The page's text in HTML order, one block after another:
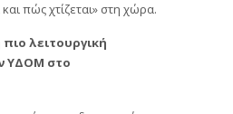
πώς χτίζεται» στη χώρα.
πιο λειτουργική
ΥΔΟΜ στο